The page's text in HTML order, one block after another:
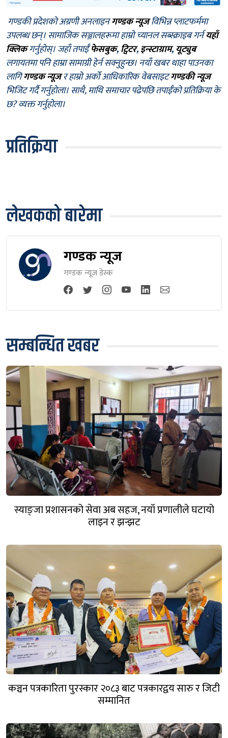
गण्डकी प्रदेशको अग्रणी अनलाइनगण्डक न्यूजविभिन्न प्लाटफर्ममा
उपलब्ध छन्। सामाजिक सञ्जालहरूमा हाम्रो च्यानल सब्स्क्राइब गर्नयहाँ
क्लिकगर्नुहोस्। जहाँ तपाईँफेसबुक,ट्विटर,इन्स्टाग्राम, यूट्युब
लगायतमा पनि हाम्रा सामाग्री हेर्न सक्नुहुन्छ। नयाँ खबर थाहा पाउनका
लागिगण्डक न्यूजर हाम्रो अर्को आधिकारिक वेबसाइटगण्डकी न्यूज
भिजिट गर्दै गर्नुहोला। साथै, माथि समाचार पढेपछि तपाईँको प्रतिक्रिया के
छ? व्यक्त गर्नुहोला।
प्रतिक्रिया
लेखकको बारेमा
गण्डक न्यूज
गण्डक न्यूज डेस्क
सम्बन्धित खबर
स्याङ्जा प्रशासनको सेवा अब सहज, नयाँ प्रणालीले घटायो
लाइन र झन्झट
कञ्चन पत्रकारिता पुरस्कार २०८३ बाट पत्रकारद्वय सारु र जिटी
सम्मानित